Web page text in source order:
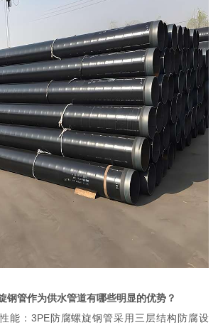
钢管作为供水管道有哪些明显的优势？
能：3PE防腐螺旋钢管采用三层结构防腐设